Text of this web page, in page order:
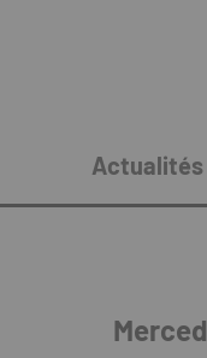
Actualités